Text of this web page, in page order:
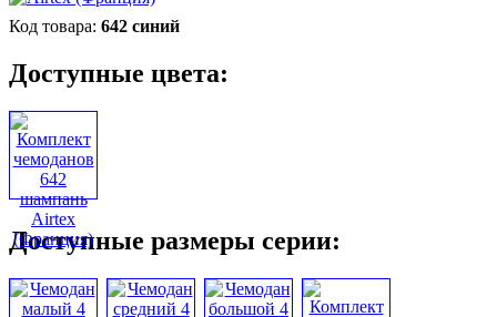
642 синий
Доступные цвета:
Доступные размеры серии: